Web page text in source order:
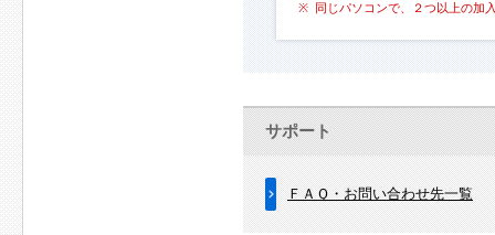
同じパソコンで、２つ以上の加
サポート
ＦＡＱ・お問い合わせ先一覧